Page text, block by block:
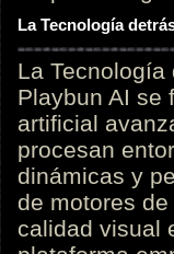
La Tecnología
La
Playbun AI se
artificial
procesan
dinámicas y
de motores
calidad visual